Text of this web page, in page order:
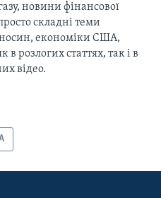
новини фінансової
складні теми
економіки США,
в розлогих статтях, так і в
відео.